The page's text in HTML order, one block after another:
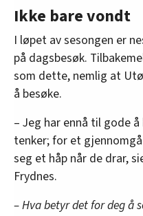
Ikke bare vondt
I løpet av sesongen er
på dagsbesøk.
som dette, nemlig at
å besøke.
– Jeg har ennå til gode
tenker; for et
seg et håp når de drar,
Frydnes.
– Hva betyr det for deg å